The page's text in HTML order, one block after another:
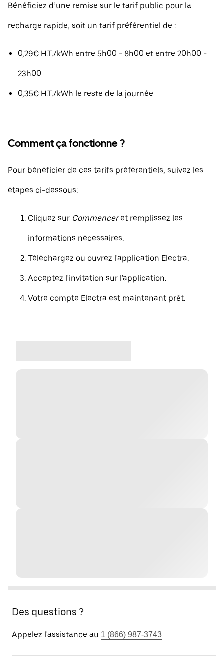
Bénéficiez d’une remise sur le tarif public pour la
recharge rapide, soit un tarif préférentiel de :
0,29€ H.T./kWh entre 5h00 - 8h00 et entre 20h00 -
23h00
0,35€ H.T./kWh le reste de la journée
Comment ça fonctionne ?
Pour bénéficier de ces tarifs préférentiels, suivez les
étapes ci-dessous:
Cliquez sur Commenceret remplissez les
informations nécessaires.
Téléchargez ou ouvrez l'application Electra.
Acceptez l'invitation sur l'application.
Votre compte Electra est maintenant prêt.
Des questions ?
Appelez l'assistance au 1 (866) 987-3743